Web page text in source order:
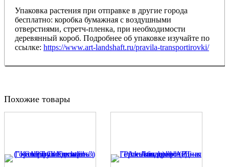
Упаковка растения при отправке в другие города
бесплатно: коробка бумажная с воздушными
отверстиями, стретч-пленка, при необходимости
деревянный короб. Подробнее об упаковке изучайте по
ссылке: https://www.art-landshaft.ru/pravila-transportirovki/
Похожие товары